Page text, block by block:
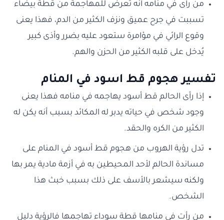
من رأى في منامه أنه تعرض للمهاجمة من قطة بيضاء
تسببت في جرح عميق ونزف الكثير من الدم، فهذا يعنى
وقوع الرائي في مؤامرة ستعود عليه بضرر وأذى كبير
يُدخل على قلبه الكثير من الحزن والهم.
تفسير هجوم قط اسود في المنام
إذا رأى الحالم قط أسود يهاجمه في منامه فهذا يعنى
وجود شخص في حياته يدبر له المكائد بسبب أنه يكن له
الكثير من الكره والحقد.
تدل رؤية الهروب من هجوم قط أسود في المنام على
مساندة الحالم لأحد المحيطين به في أزمة مادية يمر بها
ولكنه سيشعر بالأسف على ذلك بسبب خبث هذا
الشخص.
من رأت في منامها قطة سوداء تهاجمها فالرؤية دليل